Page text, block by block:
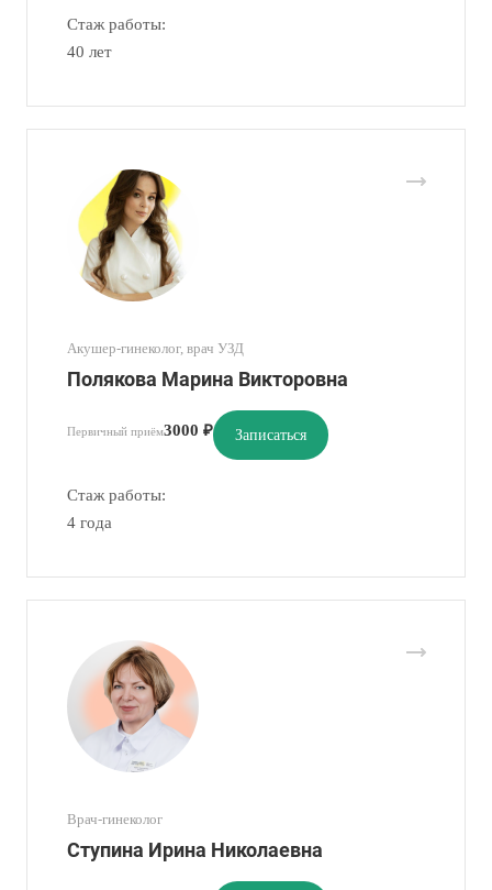
Стаж работы:
40 лет
Акушер-гинеколог, врач УЗД
Полякова Марина Викторовна
Первичный приём3000 ₽ Записаться
Стаж работы:
4 года
Врач-гинеколог
Ступина Ирина Николаевна